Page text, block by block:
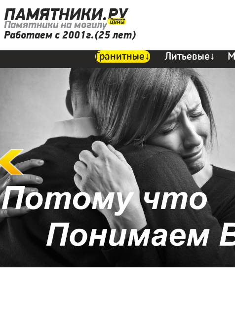
ПАМЯТНИКИ.РУ
Памятники на могилу
Работаем с 2001г.(25 лет)
Гранитные↓ Литьевые↓